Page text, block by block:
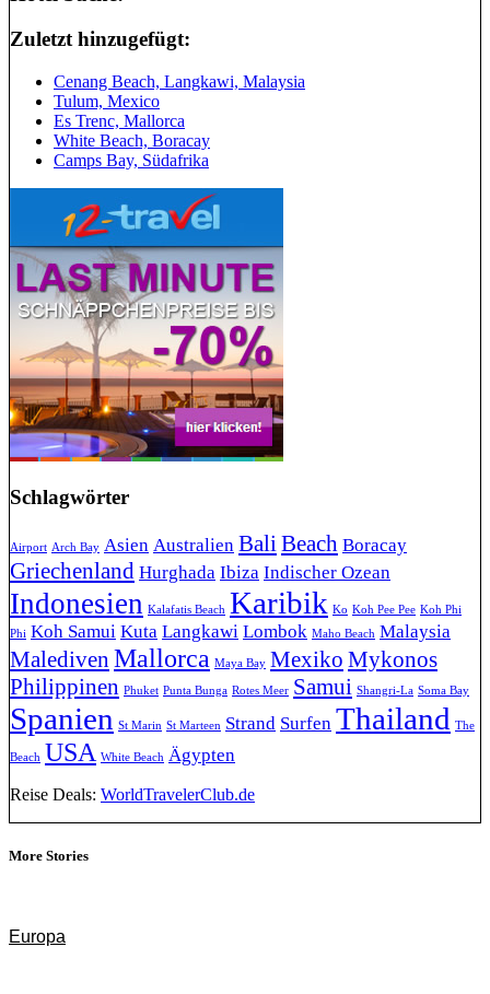
Zuletzt hinzugefügt:
Cenang Beach, Langkawi, Malaysia
Tulum, Mexico
Es Trenc, Mallorca
White Beach, Boracay
Camps Bay, Südafrika
Schlagwörter
Airport Arch Bay Asien Australien BaliBeach Boracay
Griechenland Hurghada Ibiza Indischer Ozean
Indonesien Kalafatis Beach Karibik Ko Koh Pee Pee Koh Phi
Phi Koh Samui Kuta Langkawi Lombok Maho Beach Malaysia
Malediven Mallorca Maya Bay Mexiko Mykonos
Philippinen Phuket Punta Bunga Rotes Meer Samui Shangri-La Soma Bay
Spanien St Marin St Marteen Strand Surfen Thailand The
Beach USA White Beach Ägypten
Reise Deals: WorldTravelerClub.de
More Stories
Europa